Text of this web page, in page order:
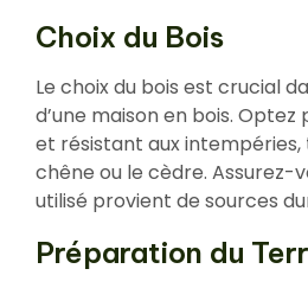
Choix du Bois
Le choix du bois est crucial
d’une maison en bois.
et résistant aux intempéries,
chêne ou le cèdre. Assurez-
utilisé provient de sources
Préparation du